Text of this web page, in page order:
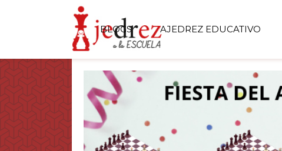
BLOGS AJEDREZ EDUCATIVO